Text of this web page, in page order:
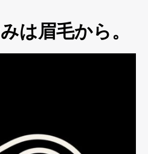
は眉毛から。